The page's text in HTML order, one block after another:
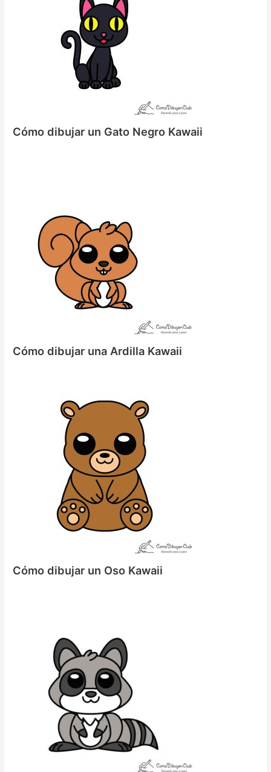
Cómo dibujar un Gato Negro Kawaii
Cómo dibujar una Ardilla Kawaii
Cómo dibujar un Oso Kawaii